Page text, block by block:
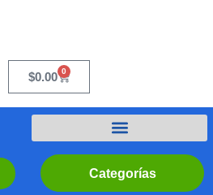
$0.00 0
Cart
Categorías